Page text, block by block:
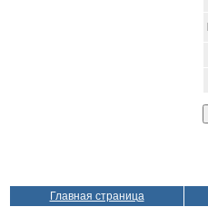
Главная страница